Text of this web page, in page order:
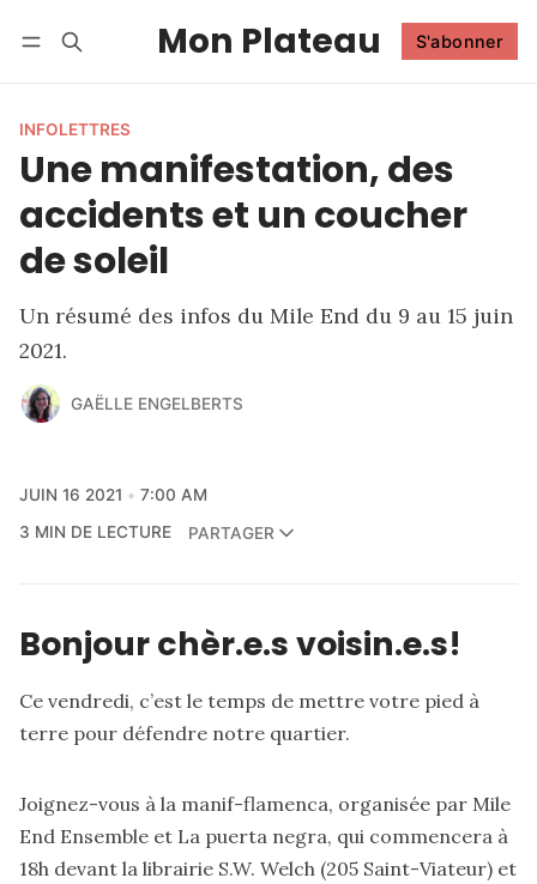
Mon Plateau S'abonner
INFOLETTRES
Une manifestation, des
accidents et un coucher
de soleil
Un résumé des infos du Mile End du 9 au 15 juin
2021.
GAËLLE ENGELBERTS
JUIN 16 2021
7:00 AM
3 MIN DE LECTURE
PARTAGER
Bonjour chèr.e.s voisin.e.s!
Ce vendredi, c’est le temps de mettre votre pied à
terre pour défendre notre quartier.
Joignez-vous à la manif-flamenca, organisée par Mile
End Ensemble et La puerta negra, qui commencera à
18h devant la librairie S.W. Welch (205 Saint-Viateur) et